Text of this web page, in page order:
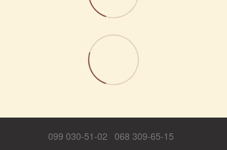
099 030-51-02 068 309-65-15